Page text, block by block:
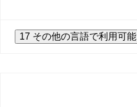
17 その他の言語で利用可能